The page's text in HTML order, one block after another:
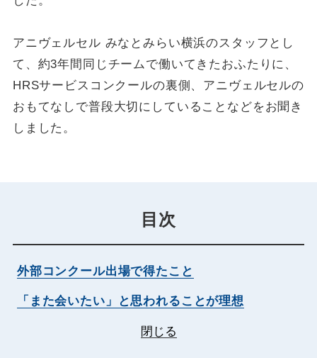
アニヴェルセル みなとみらい横浜のスタッフとし
て、約3年間同じチームで働いてきたおふたりに、
HRSサービスコンクールの裏側、アニヴェルセルの
おもてなしで普段大切にしていることなどをお聞き
しました。
目次
外部コンクール出場で得たこと
「また会いたい」と思われることが理想
閉じる